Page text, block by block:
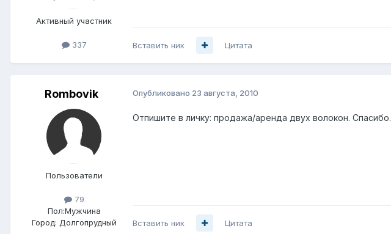
Активный участник
337 Вставить ник Цитата
Rombovik
Пользователи
79
Пол:Мужчина
Город: Долгопрудный
Опубликовано 23 августа, 2010
Отпишите в личку: продажа/аренда двух волокон. Спасибо.
Вставить ник Цитата